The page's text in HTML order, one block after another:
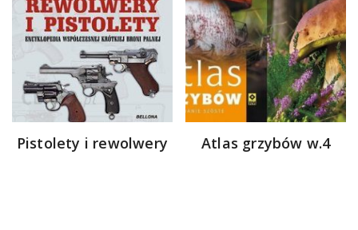
Pistolety i rewolwery Atlas grzybów w.4